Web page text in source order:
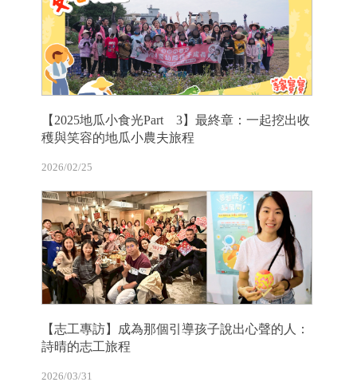
【2025地瓜小食光Part 3】最終章：一起挖出收
穫與笑容的地瓜小農夫旅程
2026/02/25
【志工專訪】成為那個引導孩子說出心聲的人：
詩晴的志工旅程
2026/03/31